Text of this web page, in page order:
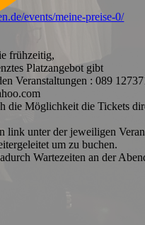
events/meine-preise-0/
frühzeitig,
Platzangebot gibt
Veranstaltungen : 089
die Möglichkeit die Tickets
link unter der jeweiligen
um zu buchen.
Wartezeiten an der